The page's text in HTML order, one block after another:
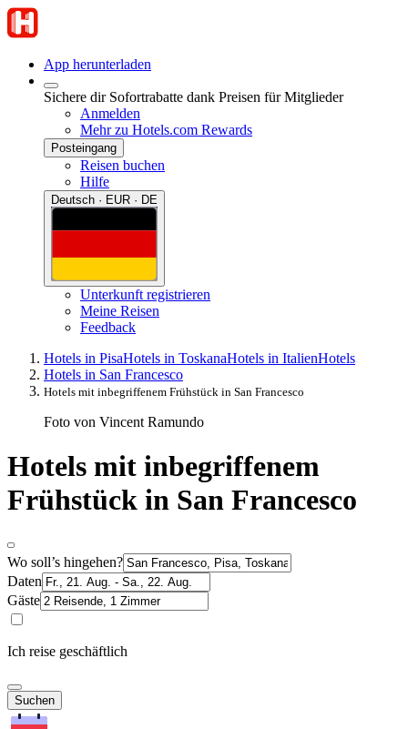
App herunterladen
Sichere dir Sofortrabatte dank Preisen für Mitglieder
Anmelden
Mehr zu Hotels.com Rewards
Posteingang
Reisen buchen
Hilfe
Deutsch · EUR · DE
Unterkunft registrieren
Meine Reisen
Feedback
Hotels in PisaHotels in ToskanaHotels in ItalienHotels
Hotels in San Francesco
Hotels mit inbegriffenem Frühstück in San Francesco
Foto von Vincent Ramundo
Hotels mit inbegriffenem
Frühstück in San Francesco
Wo soll’s hingehen?
Daten
Gäste
Ich reise geschäftlich
Suchen